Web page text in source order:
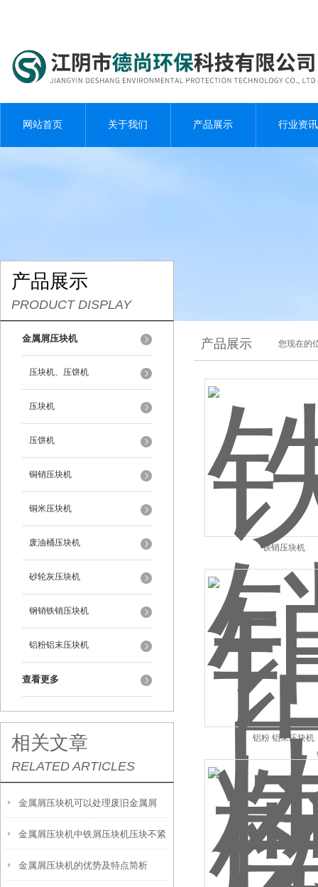
网站首页 关于我们 产品展示 行业资讯
产品展示
PRODUCT DISPLAY
金属屑压块机
压块机、压饼机
压块机
压饼机
铜销压块机
铜米压块机
废油桶压块机
砂轮灰压块机
钢销铁销压块机
铝粉铝末压块机
查看更多
相关文章
RELATED ARTICLES
金属屑压块机可以处理废旧金属屑
金属屑压块机中铁屑压块机压块不紧
实原因及解决方法
金属屑压块机的优势及特点简析
产品展示 您现在的
铁销压块机
铝粉 铝末压块机